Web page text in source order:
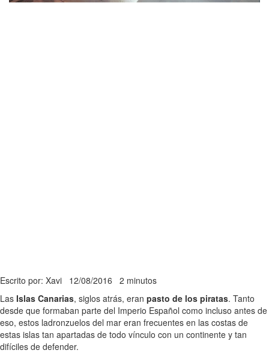
Escrito por: Xavi 12/08/2016 2 minutos
Las Islas Canarias, siglos atrás, eran pasto de los piratas. Tanto
desde que formaban parte del Imperio Español como incluso antes de
eso, estos ladronzuelos del mar eran frecuentes en las costas de
estas islas tan apartadas de todo vínculo con un continente y tan
difíciles de defender.